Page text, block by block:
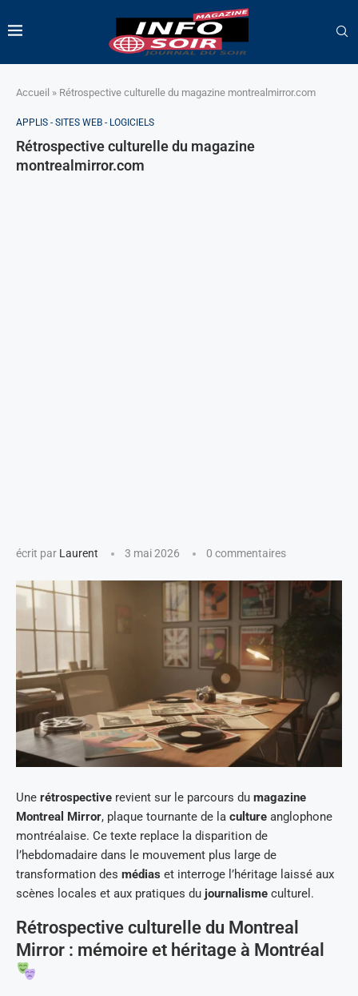
Accueil » Rétrospective culturelle du magazine montrealmirror.com
APPLIS - SITES WEB - LOGICIELS
Rétrospective culturelle du magazine
montrealmirror.com
écrit par Laurent 3 mai 2026 0 commentaires
Une rétrospective revient sur le parcours du magazine
Montreal Mirror, plaque tournante de la culture anglophone
montréalaise. Ce texte replace la disparition de
l’hebdomadaire dans le mouvement plus large de
transformation des médias et interroge l’héritage laissé aux
scènes locales et aux pratiques du journalisme culturel.
Rétrospective culturelle du Montreal
Mirror : mémoire et héritage à Montréal